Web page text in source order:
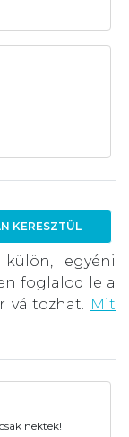
KERESZTÜL
egyéni
foglalod le a
változhat. Mit
nektek!